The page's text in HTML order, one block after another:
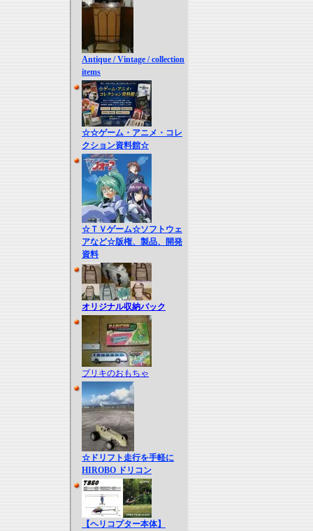
Antique / Vintage / collection
items
☆☆ゲーム・アニメ・コレ
クション資料館☆
☆ＴＶゲーム☆ソフトウェ
アなど☆版権、製品、開発
資料
オリジナル収納バック
ブリキのおもちゃ
☆ドリフト走行を手軽に
HIROBO ドリコン
【ヘリコプター本体】